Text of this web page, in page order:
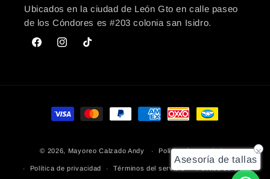
Ubicados en la ciudad de León Gto en calle paseo
de los Cóndores es #203 colonia san Isidro.
FacebookInstagramTikTok
© 2026, Mayoreo Calzado Andy Política de reembolso
Política de privacidad Términos del servicio
Asesoría de tallas